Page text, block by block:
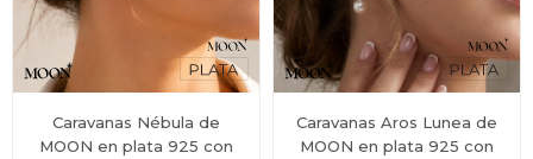
Caravanas Nébula de
MOON en plata 925 con
Caravanas Aros Lunea de
MOON en plata 925 con